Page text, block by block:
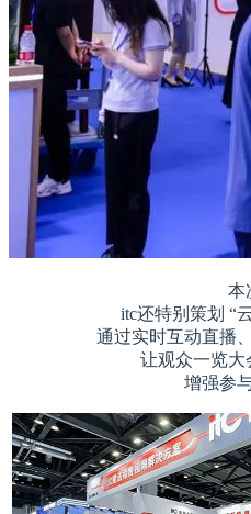
本
itc还特别策划 “
通过实时互动直播
让观众一览大
增强参